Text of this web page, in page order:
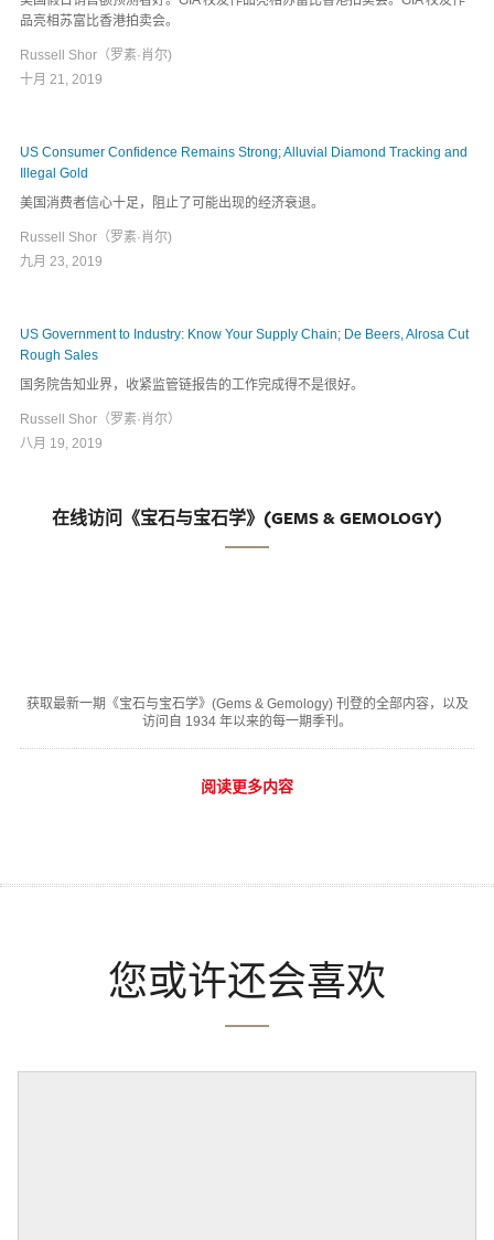
品亮相苏富比香港拍卖会。
Russell Shor（罗素·肖尔)
十月 21, 2019
US Consumer Confidence Remains Strong; Alluvial Diamond Tracking and
Illegal Gold
美国消费者信心十足，阻止了可能出现的经济衰退。
Russell Shor（罗素·肖尔)
九月 23, 2019
US Government to Industry: Know Your Supply Chain; De Beers, Alrosa Cut
Rough Sales
国务院告知业界，收紧监管链报告的工作完成得不是很好。
Russell Shor（罗素·肖尔）
八月 19, 2019
在线访问《宝石与宝石学》(GEMS & GEMOLOGY)
获取最新一期《宝石与宝石学》(Gems & Gemology) 刊登的全部内容，以及
访问自 1934 年以来的每一期季刊。
阅读更多内容
您或许还会喜欢